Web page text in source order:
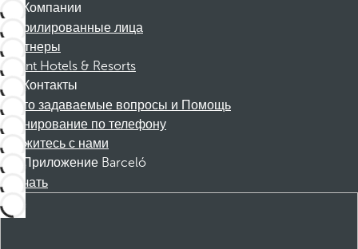
Компании
Аффилированные лица
Партнеры
Dorint Hotels & Resorts
Контакты
Часто задаваемые вопросы и Помощь
Бронирование по телефону
Свяжитесь с нами
Приложение Barceló
Скачать